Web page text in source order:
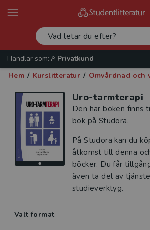
Handlar som:
Privatkund
Hem / Kurslitteratur / Omvårdnad och
Uro-tarmterapi
Den här boken finns
bok på Studora.
På Studora kan du
åtkomst till denna
böcker. Du får
även ta del av
studieverktyg.
Valt format